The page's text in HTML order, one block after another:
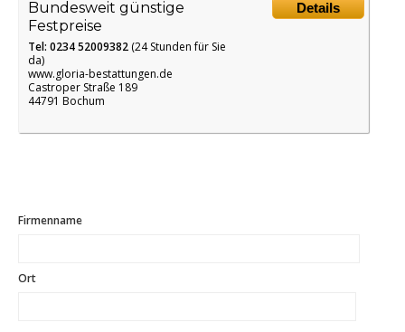
Details
Bundesweit günstige
Festpreise
Tel: 0234 52009382 (24 Stunden für Sie
da)
www.gloria-bestattungen.de
Castroper Straße 189
44791 Bochum
Firmenname
Ort